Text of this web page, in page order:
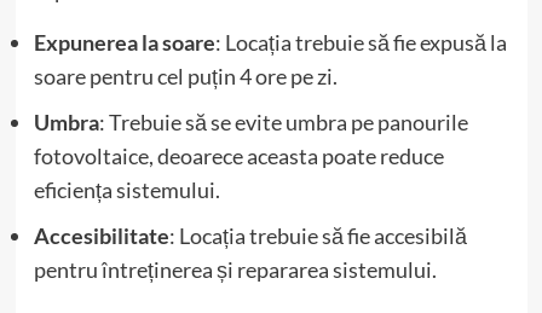
Expunerea la soare: Locația trebuie să fie expusă la
soare pentru cel puțin 4 ore pe zi.
Umbra: Trebuie să se evite umbra pe panourile
fotovoltaice, deoarece aceasta poate reduce
eficiența sistemului.
Accesibilitate: Locația trebuie să fie accesibilă
pentru întreținerea și repararea sistemului.